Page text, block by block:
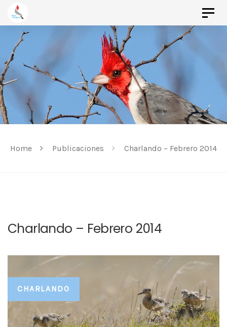
Skip
links
Skip
to
primary
navigation
Skip
Home Publicaciones Charlando – Febrero 2014
Charlando – Febrero 2014
CHARLANDO